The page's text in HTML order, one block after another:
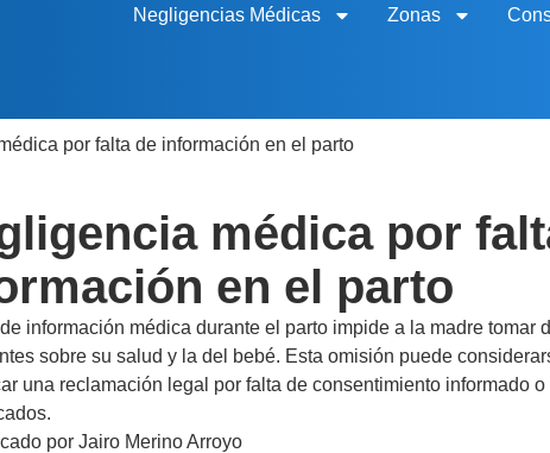
Negligencias Médicas Zonas
por falta de información en el parto
médica por
en el parto
información médica durante el parto impide a la madre tomar
sobre su salud y la del bebé. Esta omisión puede
una reclamación legal por falta de consentimiento informado
por Jairo Merino Arroyo